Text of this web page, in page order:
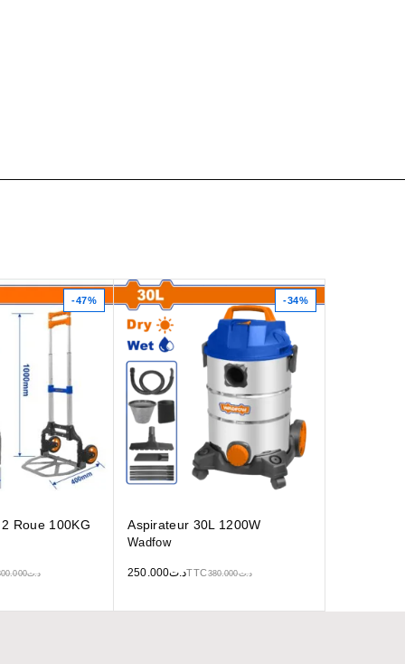
-47%
Roue 100KG
د.ت
-34%
Aspirateur 30L 1200W
Wadfow
د.ت380.000 د.ت250.000 TTC